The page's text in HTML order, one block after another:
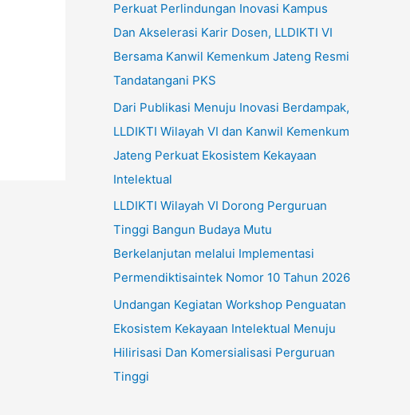
Perkuat Perlindungan Inovasi Kampus
Dan Akselerasi Karir Dosen, LLDIKTI VI
Bersama Kanwil Kemenkum Jateng Resmi
Tandatangani PKS
Dari Publikasi Menuju Inovasi Berdampak,
LLDIKTI Wilayah VI dan Kanwil Kemenkum
Jateng Perkuat Ekosistem Kekayaan
Intelektual
LLDIKTI Wilayah VI Dorong Perguruan
Tinggi Bangun Budaya Mutu
Berkelanjutan melalui Implementasi
Permendiktisaintek Nomor 10 Tahun 2026
Undangan Kegiatan Workshop Penguatan
Ekosistem Kekayaan Intelektual Menuju
Hilirisasi Dan Komersialisasi Perguruan
Tinggi